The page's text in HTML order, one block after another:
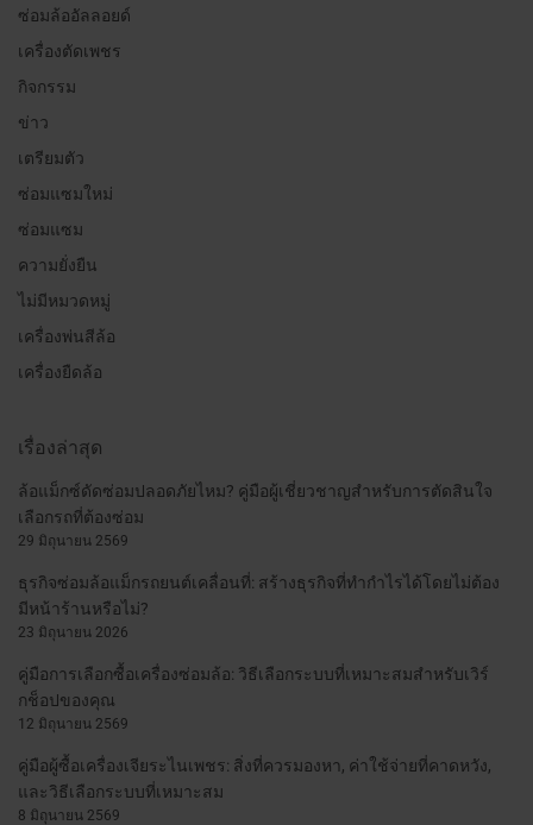
ซ่อมล้ออัลลอยด์
เครื่องตัดเพชร
กิจกรรม
ข่าว
เตรียมตัว
ซ่อมแซมใหม่
ซ่อมแซม
ความยั่งยืน
ไม่มีหมวดหมู่
เครื่องพ่นสีล้อ
เครื่องยืดล้อ
เรื่องล่าสุด
ล้อแม็กซ์ดัดซ่อมปลอดภัยไหม? คู่มือผู้เชี่ยวชาญสำหรับการตัดสินใจ
เลือกรถที่ต้องซ่อม
29 มิถุนายน 2569
ธุรกิจซ่อมล้อแม็กรถยนต์เคลื่อนที่: สร้างธุรกิจที่ทำกำไรได้โดยไม่ต้อง
มีหน้าร้านหรือไม่?
23 มิถุนายน 2026
คู่มือการเลือกซื้อเครื่องซ่อมล้อ: วิธีเลือกระบบที่เหมาะสมสำหรับเวิร์
กช็อปของคุณ
12 มิถุนายน 2569
คู่มือผู้ซื้อเครื่องเจียระไนเพชร: สิ่งที่ควรมองหา, ค่าใช้จ่ายที่คาดหวัง,
และวิธีเลือกระบบที่เหมาะสม
8 มิถุนายน 2569